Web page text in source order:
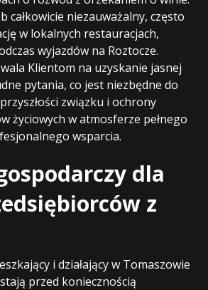
całkowicie niezauważalny, często
w lokalnych restauracjach,
wyjazdów na Roztocze.
Klientom na uzyskanie jasnej
pytania, co jest niezbędne do
związku i ochrony
życiowych w atmosferze pełnego
wsparcia.
dla
z
i działający w Tomaszowie
przed koniecznością